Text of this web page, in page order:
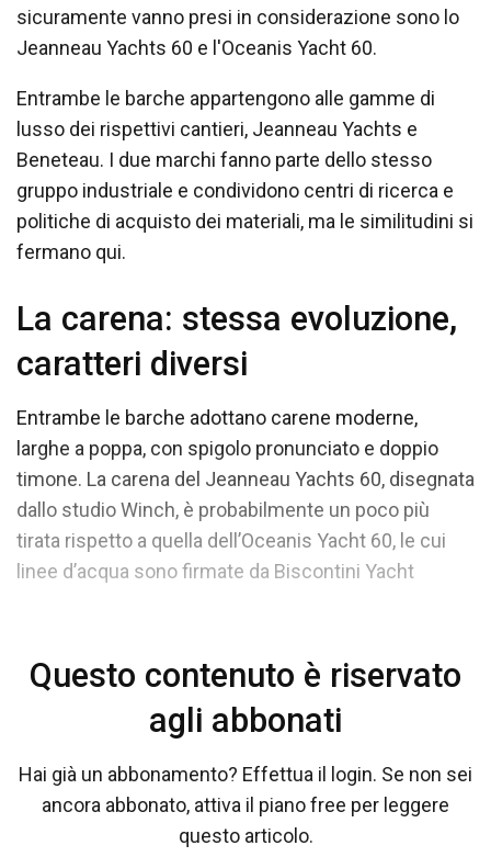
sicuramente vanno presi in considerazione sono lo
Jeanneau Yachts 60 e l'Oceanis Yacht 60.
Entrambe le barche appartengono alle gamme di
lusso dei rispettivi cantieri, Jeanneau Yachts e
Beneteau. I due marchi fanno parte dello stesso
gruppo industriale e condividono centri di ricerca e
politiche di acquisto dei materiali, ma le similitudini si
fermano qui.
La carena: stessa evoluzione,
caratteri diversi
Entrambe le barche adottano carene moderne,
larghe a poppa, con spigolo pronunciato e doppio
timone. La carena del Jeanneau Yachts 60, disegnata
dallo studio Winch, è probabilmente un poco più
tirata rispetto a quella dell’Oceanis Yacht 60, le cui
linee d’acqua sono firmate da Biscontini Yacht
Questo contenuto è riservato
agli abbonati
Hai già un abbonamento? Effettua il login. Se non sei
ancora abbonato, attiva il piano free per leggere
questo articolo.